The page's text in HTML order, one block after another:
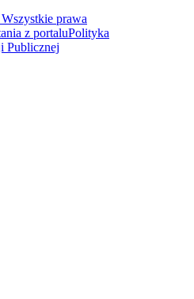
prawa
z portaluPolityka
Publicznej